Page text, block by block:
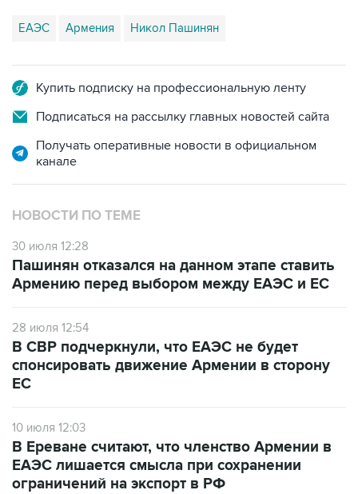
ЕАЭС Армения Никол Пашинян
Купить подписку на профессиональную ленту
Подписаться на рассылку главных новостей сайта
Получать оперативные новости в официальном
канале
НОВОСТИ ПО ТЕМЕ
30 июля 12:28
Пашинян отказался на данном этапе ставить
Армению перед выбором между ЕАЭС и ЕС
28 июля 12:54
В СВР подчеркнули, что ЕАЭС не будет
спонсировать движение Армении в сторону
ЕС
10 июля 12:03
В Ереване считают, что членство Армении в
ЕАЭС лишается смысла при сохранении
ограничений на экспорт в РФ